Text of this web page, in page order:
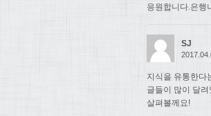
응원합니다.은행
SJ
지식을 유통한다
글들이 많이 달
살펴볼께요!